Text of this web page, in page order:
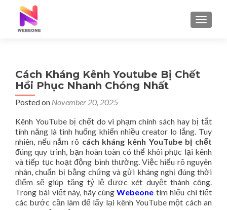
Cách Kháng Kênh Youtube Bị Chết
Hồi Phục Nhanh Chóng Nhất
Posted on November 20, 2025
Kênh YouTube bị chết do vi phạm chính sách hay bị tắt
tính năng là tình huống khiến nhiều creator lo lắng. Tuy
nhiên, nếu nắm rõ cách kháng kênh YouTube bị chết
đúng quy trình, bạn hoàn toàn có thể khôi phục lại kênh
và tiếp tục hoạt động bình thường. Việc hiểu rõ nguyên
nhân, chuẩn bị bằng chứng và gửi kháng nghị đúng thời
điểm sẽ giúp tăng tỷ lệ được xét duyệt thành công.
Trong bài viết này, hãy cùngWebeone tìm hiểu chi tiết
các bước cần làm để lấy lại kênh YouTube một cách an